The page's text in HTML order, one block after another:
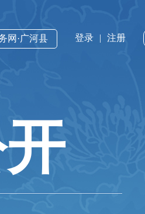
登录 | 注册
网·广河县